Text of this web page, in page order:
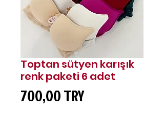
Toptan sütyen karışık
renk paketi 6 adet
700,00 TRYPreis